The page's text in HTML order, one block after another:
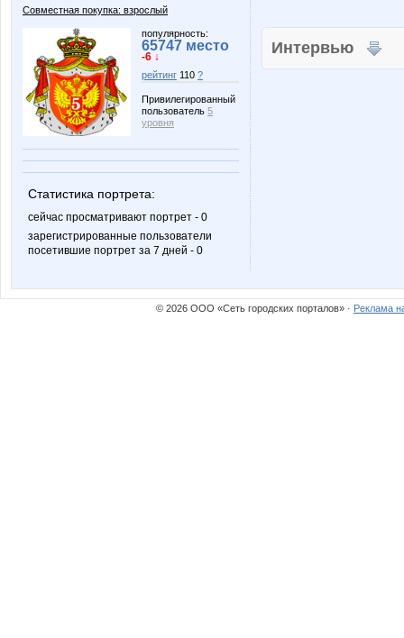
Совместная покупка: взрослый
популярность:
65747 место
-6 ↓
рейтинг 110 ?
Привилегированный
пользователь 5
уровня
Статистика портрета:
сейчас просматривают портрет - 0
зарегистрированные пользователи
посетившие портрет за 7 дней - 0
Интервью
© 2026 ООО «Сеть городских порталов» · Реклама